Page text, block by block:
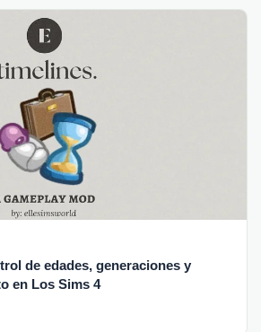
de edades, generaciones y
en Los Sims 4